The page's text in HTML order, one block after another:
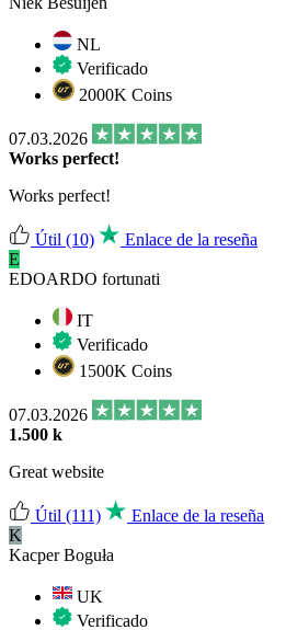
NL
Verificado
2000K Coins
07.03.2026
Works perfect!
Works perfect!
Útil (10)
Enlace de la reseña
E
EDOARDO fortunati
IT
Verificado
1500K Coins
07.03.2026
1.500 k
Great website
Útil (111)
Enlace de la reseña
K
Kacper Boguła
UK
Verificado